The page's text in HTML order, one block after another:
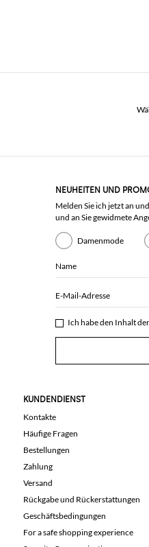
NEUHEITEN UND
Melden Sie ich jetzt an
und an Sie gewidmete
Damenmode
Name
E-Mail-Adresse
Ich habe den Inhalt der
KUNDENDIENST
Kontakte
Häufige Fragen
Bestellungen
Zahlung
Versand
Rückgabe und Rückerstattungen
Geschäftsbedingungen
For a safe shopping experience